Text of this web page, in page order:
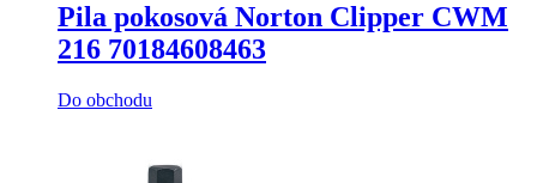
Pila pokosová Norton Clipper CWM
216 70184608463
Do obchodu